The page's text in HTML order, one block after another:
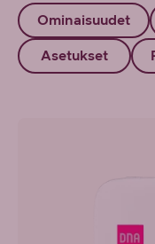
Ominaisuudet
Asetukset